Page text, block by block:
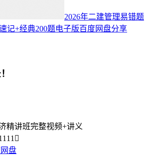
2026年二建管理易错题
记+经典200题电子版百度网盘分享
精讲班完整视频+讲义

盘